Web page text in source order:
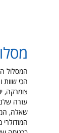
המסלול
הכי שוות
צומרקה,
שאלה,